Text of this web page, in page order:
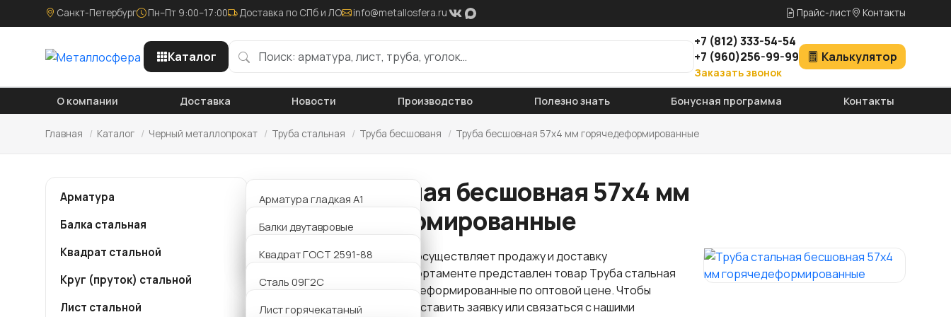
Санкт-Петербург Пн–Пт 9:00–17:00 Доставка по СПб и ЛО info@metallosfera.ru Прайс-лист Контакты
Каталог
+7 (812)333-54-54
+7 (960)256-99-99
Заказать звонок
Калькулятор
О компании Доставка Новости Производство Полезно знать Бонусная программа Контакты
Главная / Каталог / Черный металлопрокат / Труба стальная / Труба бесшованя / Труба бесшовная 57х4 мм горячедеформированные
Арматура
Арматура гладкая А1
Арматура рифленая А3
Арматура АТ800
Балка стальная
Балки двутавровые
Балки Б двутавровые
Балки К двутавровые
Балки Ш двутавровые
Квадрат стальной Квадрат ГОСТ 2591-88
Круг (пруток) стальной
Сталь 09Г2С
Сталь 20
Лист стальной
Лист горячекатаный
Труба стальная бесшовная 57х4 мм
горячедеформированные
Компания "Металлосфера" осуществляет продажу и доставку
. В нашем сортаменте представлен товар Труба стальная
бесшовная 57х4 мм горячедеформированные по оптовой цене. Чтобы
сделать заказ достаточно оставить заявку или связаться с нашими